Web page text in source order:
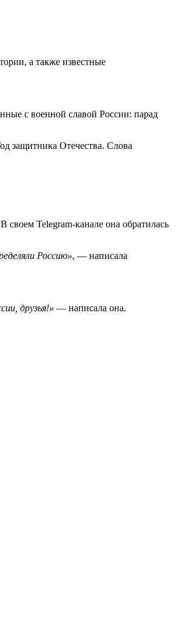
а также известные
с военной славой России: парад
защитника Отечества. Слова
Telegram-канале она обратилась
Россию», — написала
друзья!» — написала она.